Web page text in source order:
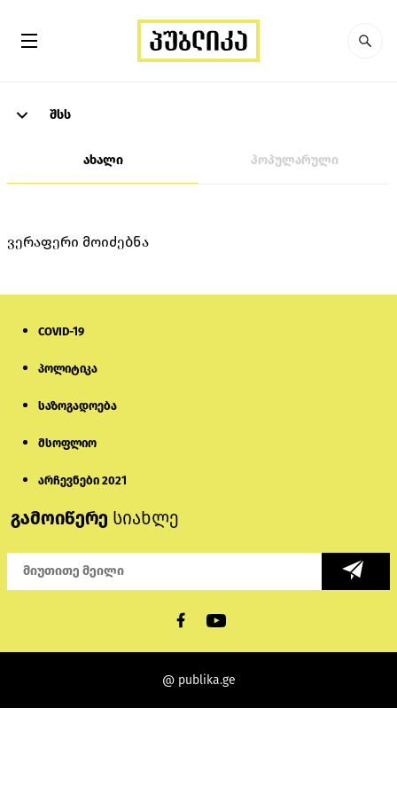
შსს
ახალი პოპულარული
ვერაფერი მოიძებნა
COVID-19
პოლიტიკა
საზოგადოება
მსოფლიო
არჩევნები 2021
გამოიწერე სიახლე
@ publika.ge